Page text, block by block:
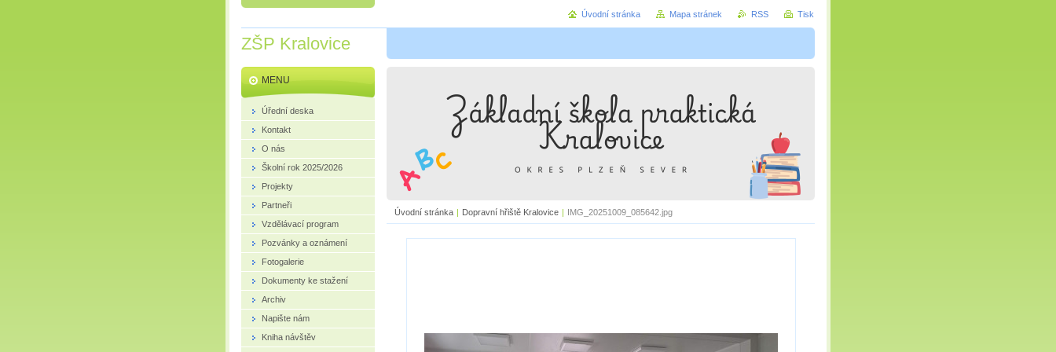
ZŠP Kralovice
Úvodní stránka | Dopravní hřiště Kralovice | IMG_20251009_085642.jpg
MENU
Úřední deska
Kontakt
O nás
Školní rok 2025/2026
Projekty
Partneři
Vzdělávací program
Pozvánky a oznámení
Fotogalerie
Dokumenty ke stažení
Archiv
Napište nám
Kniha návštěv
Úvodní stránka Mapa stránek RSS Tisk